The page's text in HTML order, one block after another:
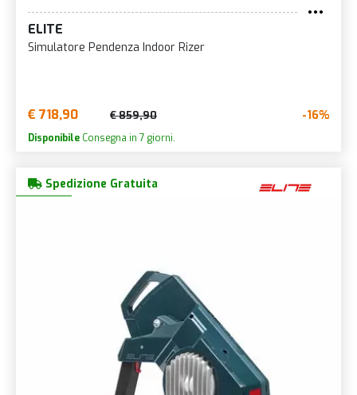
ELITE
Simulatore Pendenza Indoor Rizer
€ 718,90 € 859,90 -16%
Disponibile Consegna in 7 giorni.
Spedizione Gratuita